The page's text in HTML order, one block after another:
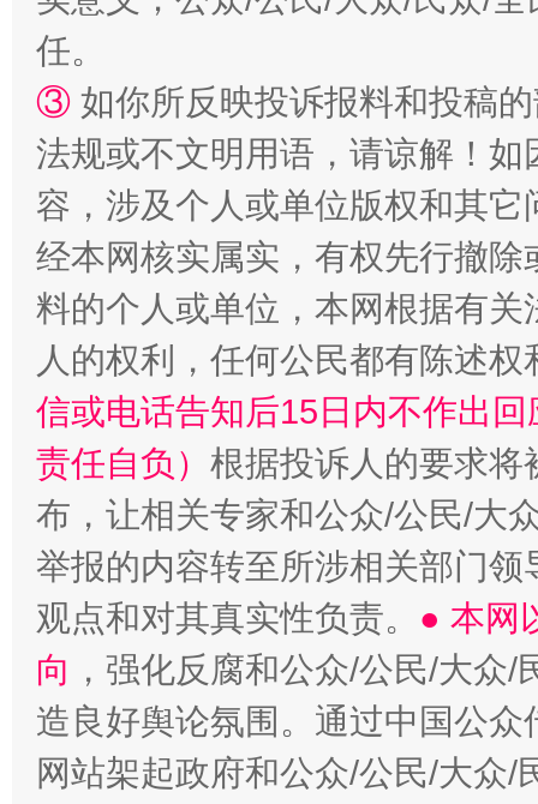
“蜀中异人”王建安的艺术幻境
任。
③ 如你所反映投诉报料和投稿
法规或不文明用语，请谅解！
容，涉及个人或单位版权和其它
经本网核实属实，有权先行撤
料的个人或单位，本网根据有
人的权利，任何公民都有陈述
信或电话告知后15日内不作出
责任自负） 根据投诉人的要求将
布，让相关专家和公众/公民/大
举报的内容转至所涉相关部门
观点和对其真实性负责。 ● 本网
向 ，强化反腐和公众/公民/大众
造良好舆论氛围。通过中国公
网站架起政府和公众/公民/大众